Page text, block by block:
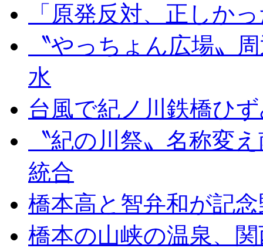
「原発反対、正しか
〝やっちょん広場〟
水
台風で紀ノ川鉄橋ひ
〝紀の川祭〟名称変
統合
橋本高と智弁和が記
橋本の山峡の温泉、